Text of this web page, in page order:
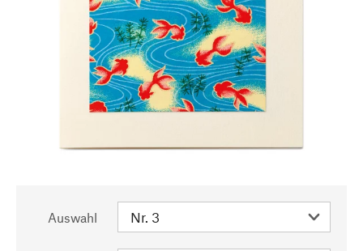
Auswahl